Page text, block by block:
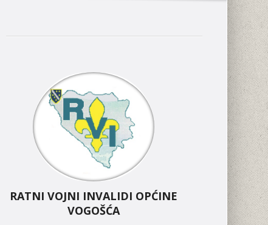
RATNI VOJNI INVALIDI OPĆINE
VOGOŠĆA